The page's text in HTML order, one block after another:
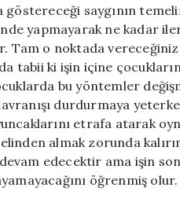
saygının
yapmayarak ne kadar
o noktada vereceğiniz
tabii ki işin içine
bu yöntemler
durdurmaya
etrafa atarak
almak zorunda
edecektir ama işin
öğrenmiş